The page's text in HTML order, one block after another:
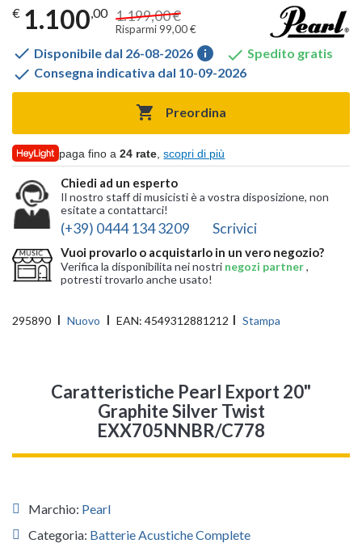
€ 1.100,00 1.199,00 €
Risparmi 99,00 €
 Disponibile dal 26-08-2026 info  Spedito gratis
 Consegna indicativa dal 10-09-2026
 Preordina
paga fino a24 rate ,scopri di più
Chiedi ad un esperto
Il nostro staff di musicisti è a vostra disposizione, non
esitate a contattarci!
(+39) 0444 134 3209 Scrivici
Vuoi provarlo o acquistarlo in un vero negozio?
Verifica la disponibilita nei nostri negozi partner,
potresti trovarlo anche usato!
295890 Nuovo EAN: 4549312881212 Stampa
Caratteristiche Pearl Export 20"
Graphite Silver Twist
EXX705NNBR/C778
Marchio: Pearl
Categoria: Batterie Acustiche Complete